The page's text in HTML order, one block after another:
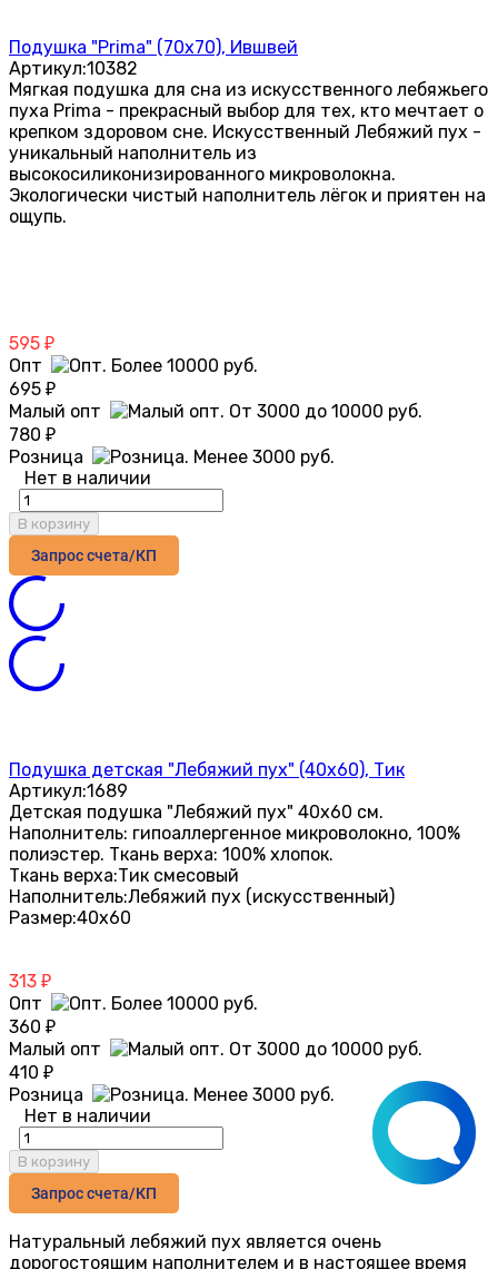
Подушка "Prima" (70х70), Ившвей
Артикул:10382
Мягкая подушка для сна из искусственного лебяжьего
пуха Prima - прекрасный выбор для тех, кто мечтает о
крепком здоровом сне. Искусственный Лебяжий пух -
уникальный наполнитель из
высокосиликонизированного микроволокна.
Экологически чистый наполнитель лёгок и приятен на
ощупь.
595 ₽
Опт
695 ₽
Малый опт
780 ₽
Розница
Нет в наличии
В корзину
Запрос счета/КП
Подушка детская "Лебяжий пух" (40х60), Тик
Артикул:1689
Детская подушка "Лебяжий пух" 40х60 см.
Наполнитель: гипоаллергенное микроволокно, 100%
полиэстер. Ткань верха: 100% хлопок.
Ткань верха:Тик смесовый
Наполнитель:Лебяжий пух (искусственный)
Размер:40х60
313 ₽
Опт
360 ₽
Малый опт
410 ₽
Розница
Нет в наличии
В корзину
Запрос счета/КП
Натуральный лебяжий пух является очень
дорогостоящим наполнителем и в настоящее время